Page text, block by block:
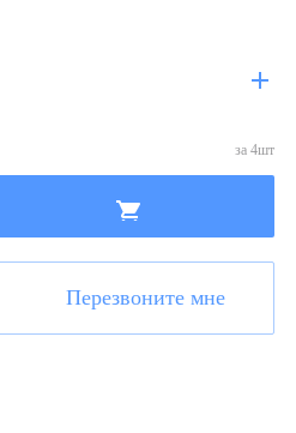
за 4шт
Перезвоните мне